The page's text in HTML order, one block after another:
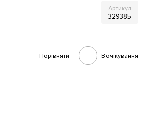
Артикул
329385
Порівняти В очікування